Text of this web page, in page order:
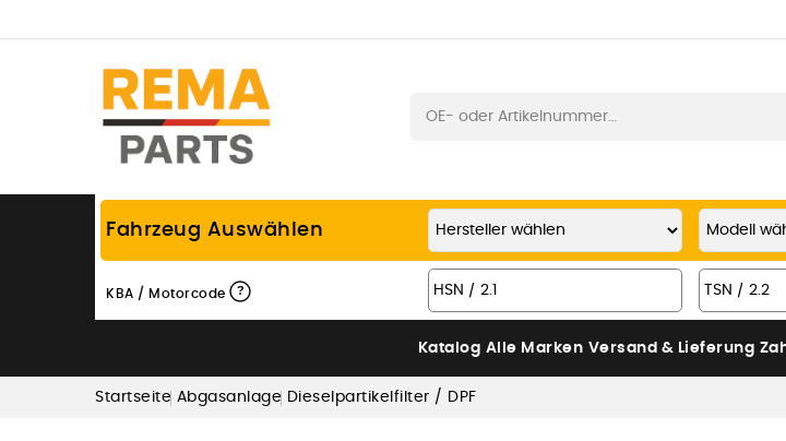
Fahrzeug Auswählen
KBA / Motorcode ?
Katalog Alle Marken Versand & Lieferung
Startseite Abgasanlage Dieselpartikelfilter / DPF